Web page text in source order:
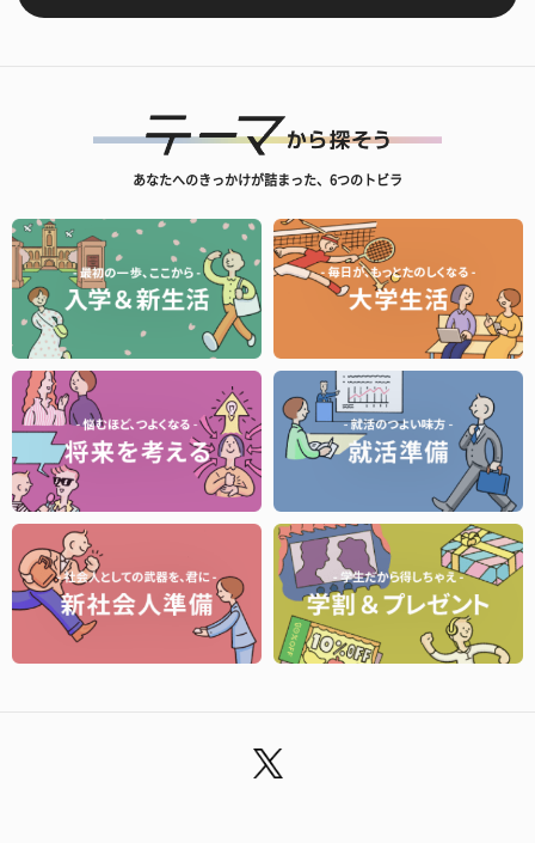
あなたへのきっかけが詰まった、6つのトビラ